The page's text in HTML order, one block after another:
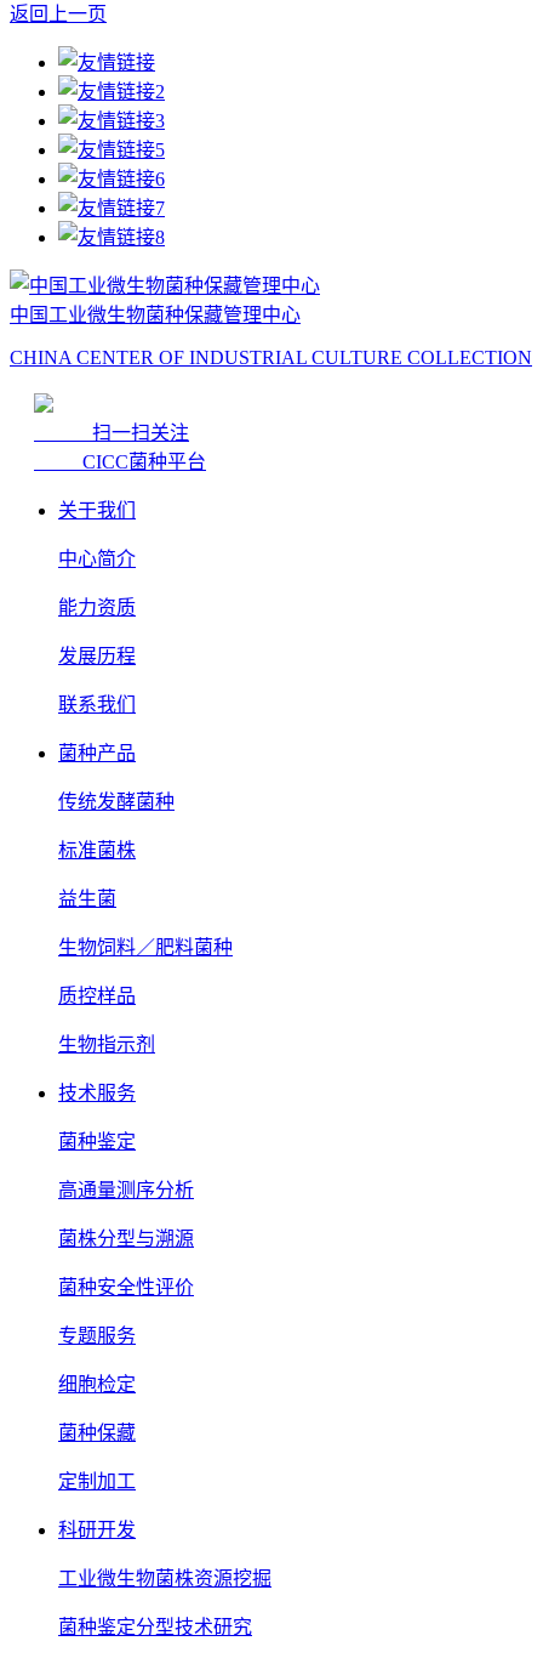
返回上一页
中国工业微生物菌种保藏管理中心
CHINA CENTER OF INDUSTRIAL CULTURE COLLECTION
扫一扫关注
CICC菌种平台
关于我们
中心简介
能力资质
发展历程
联系我们
菌种产品
传统发酵菌种
标准菌株
益生菌
生物饲料／肥料菌种
质控样品
生物指示剂
技术服务
菌种鉴定
高通量测序分析
菌株分型与溯源
菌种安全性评价
专题服务
细胞检定
菌种保藏
定制加工
科研开发
工业微生物菌株资源挖掘
菌种鉴定分型技术研究